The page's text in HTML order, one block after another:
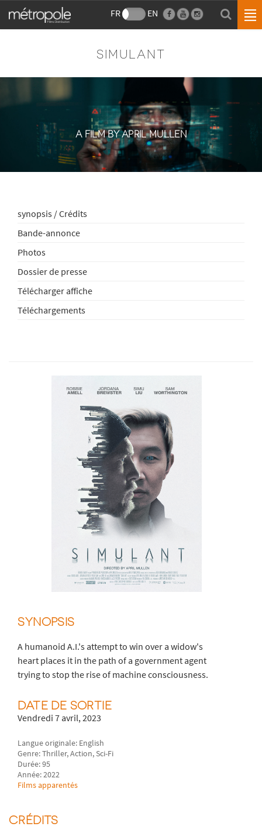
FR EN
SIMULANT
A FILM BY APRIL MULLEN
synopsis / Crédits
Bande-annonce
Photos
Dossier de presse
Télécharger affiche
Téléchargements
SYNOPSIS
A humanoid A.I.'s attempt to win over a widow's
heart places it in the path of a government agent
trying to stop the rise of machine consciousness.
DATE DE SORTIE
Vendredi 7 avril, 2023
Langue originale: English
Genre: Thriller, Action, Sci-Fi
Durée: 95
Année: 2022
Films apparentés
CRÉDITS